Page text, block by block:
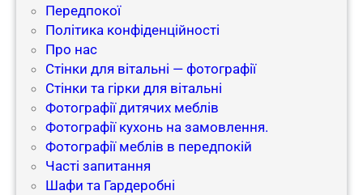
Передпокої
Політика конфіденційності
Про нас
Стінки для вітальні — фотографії
Стінки та гірки для вітальні
Фотографії дитячих меблів
Фотографії кухонь на замовлення.
Фотографії меблів в передпокій​
Часті запитання
Шафи та Гардеробні